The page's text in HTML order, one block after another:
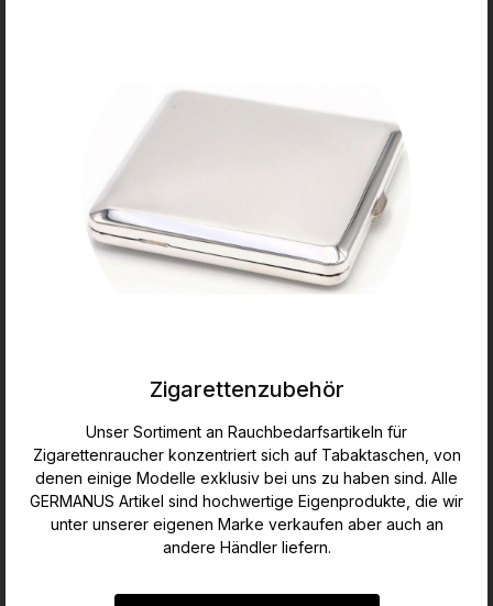
Zigarettenzubehör
Unser Sortiment an Rauchbedarfsartikeln für
Zigarettenraucher konzentriert sich auf Tabaktaschen, von
denen einige Modelle exklusiv bei uns zu haben sind. Alle
GERMANUS Artikel sind hochwertige Eigenprodukte, die wir
unter unserer eigenen Marke verkaufen aber auch an
andere Händler liefern.